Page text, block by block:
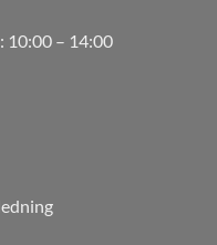
10:00 – 14:00